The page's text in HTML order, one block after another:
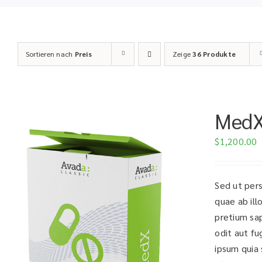
Sortieren nach Preis Zeige36 Produkte
$1,200.00
Sed ut
quae ab
pretium
odit aut
ipsum quia